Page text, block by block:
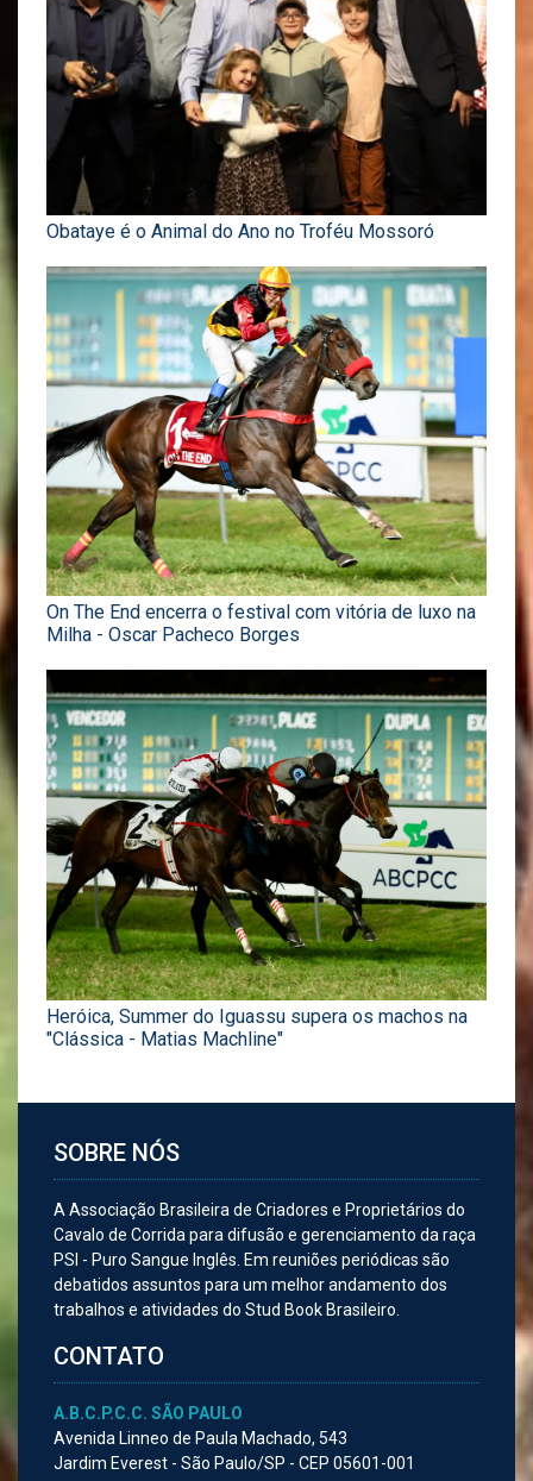
Obataye é o Animal do Ano no Troféu Mossoró
On The End encerra o festival com vitória de luxo na
Milha - Oscar Pacheco Borges
Heróica, Summer do Iguassu supera os machos na
"Clássica - Matias Machline"
SOBRE NÓS
A Associação Brasileira de Criadores e Proprietários do
Cavalo de Corrida para difusão e gerenciamento da raça
PSI - Puro Sangue Inglês. Em reuniões periódicas são
debatidos assuntos para um melhor andamento dos
trabalhos e atividades do Stud Book Brasileiro.
CONTATO
A.B.C.P.C.C. SÃO PAULO
Avenida Linneo de Paula Machado, 543
Jardim Everest - São Paulo/SP - CEP 05601-001